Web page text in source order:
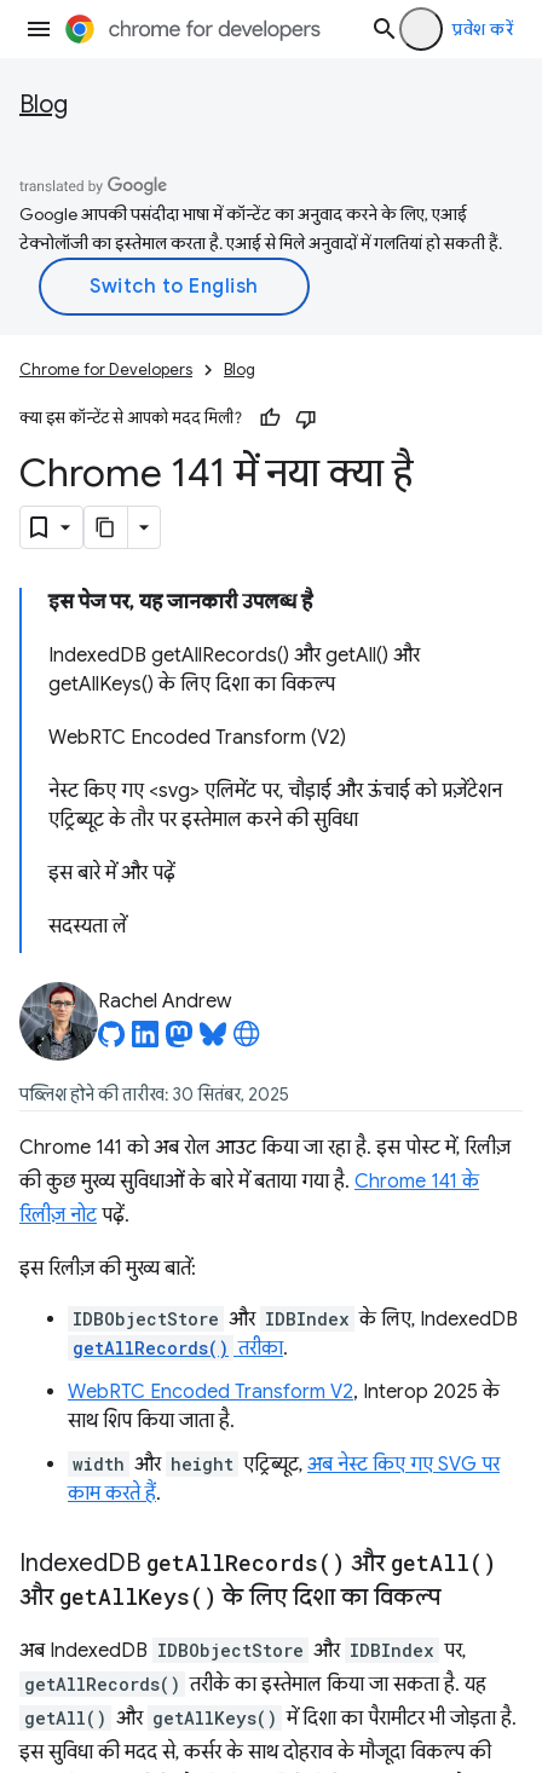
प्रवेश करें
Blog
Google आपकी पसंदीदा भाषा में कॉन्टेंट का अनुवाद करने के लिए, एआई
टेक्नोलॉजी का इस्तेमाल करता है. एआई से मिले अनुवादों में गलतियां हो सकती हैं.
Chrome for Developers Blog
क्या इस कॉन्टेंट से आपको मदद मिली?
Chrome 141 में नया क्या है
इस पेज पर, यह जानकारी उपलब्ध है
IndexedDB getAllRecords() और getAll() और
getAllKeys() के लिए दिशा का विकल्प
WebRTC Encoded Transform (V2)
नेस्ट किए गए <svg> एलिमेंट पर, चौड़ाई और ऊंचाई को प्रज़ेंटेशन
एट्रिब्यूट के तौर पर इस्तेमाल करने की सुविधा
इस बारे में और पढ़ें
सदस्यता लें
Rachel Andrew
पब्लिश होने की तारीख: 30 सितंबर, 2025
Chrome 141 को अब रोल आउट किया जा रहा है. इस पोस्ट में, रिलीज़
की कुछ मुख्य सुविधाओं के बारे में बताया गया है. Chrome 141 के
रिलीज़ नोटपढ़ें.
इस रिलीज़ की मुख्य बातें:
IDBObjectStore और IDBIndex के लिए, IndexedDB
getAllRecords() तरीका.
WebRTC Encoded Transform V2, Interop 2025 के
साथ शिप किया जाता है.
width और height एट्रिब्यूट, अब नेस्ट किए गए SVG पर
काम करते हैं.
IndexedDB getAllRecords( ) और getAll( )
और getAllKeys( ) के लिए दिशा का विकल्प
अब IndexedDB IDBObjectStore और IDBIndex पर,
getAllRecords() तरीके का इस्तेमाल किया जा सकता है. यह
getAll() और getAllKeys() में दिशा का पैरामीटर भी जोड़ता है.
इस सुविधा की मदद से, कर्सर के साथ दोहराव के मौजूदा विकल्प की